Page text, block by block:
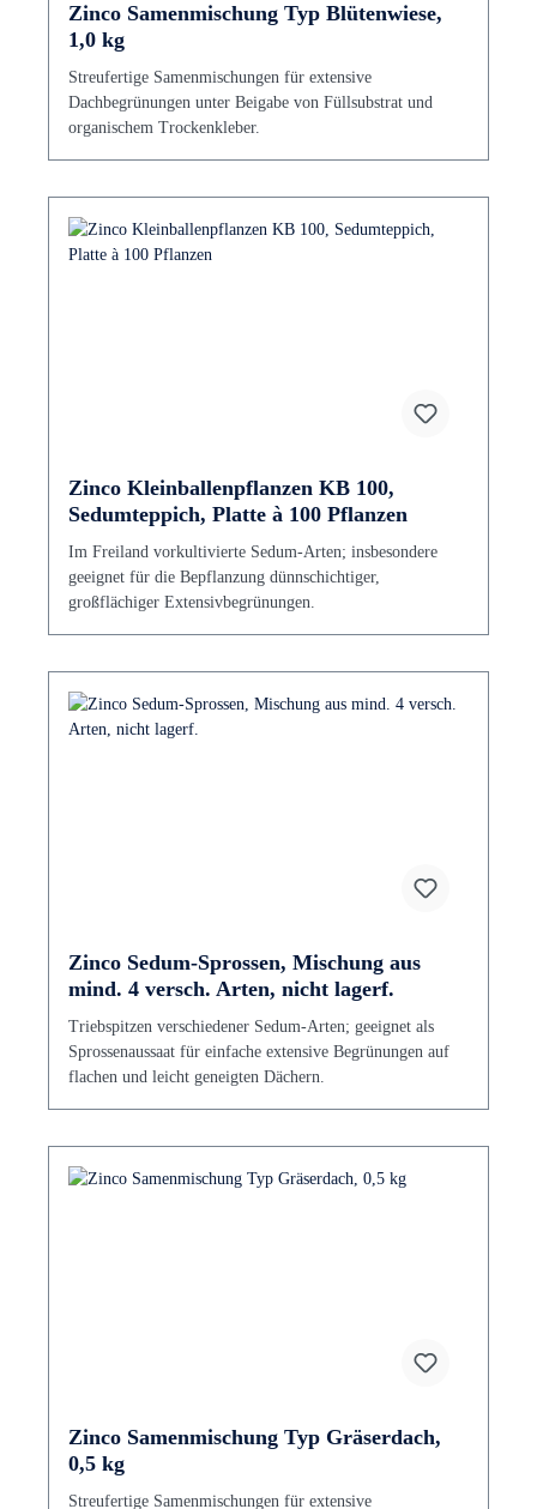
Zinco Samenmischung Typ Blütenwiese,
1,0 kg
Streufertige Samenmischungen für extensive
Dachbegrünungen unter Beigabe von Füllsubstrat und
organischem Trockenkleber.
Zinco Kleinballenpflanzen KB 100,
Sedumteppich, Platte à 100 Pflanzen
Im Freiland vorkultivierte Sedum-Arten; insbesondere
geeignet für die Bepflanzung dünnschichtiger,
großflächiger Extensivbegrünungen.
Zinco Sedum-Sprossen, Mischung aus
mind. 4 versch. Arten, nicht lagerf.
Triebspitzen verschiedener Sedum-Arten; geeignet als
Sprossenaussaat für einfache extensive Begrünungen auf
flachen und leicht geneigten Dächern.
Zinco Samenmischung Typ Gräserdach,
0,5 kg
Streufertige Samenmischungen für extensive